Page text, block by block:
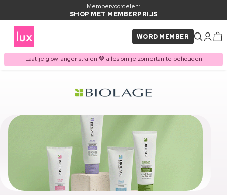
Membervoordelen:
SHOP MET MEMBERPRIJS
WORD MEMBER
Laat je glow langer stralen 🤎 alles om je zomertan te behouden